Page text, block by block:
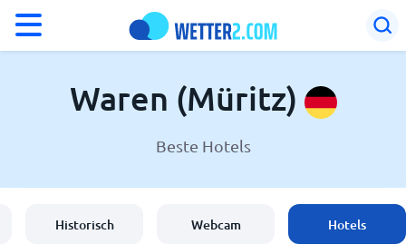
°C
Wetter in Waren (Müritz)
Waren (Müritz)
Beste Hotels
Historisch Webcam Hotels